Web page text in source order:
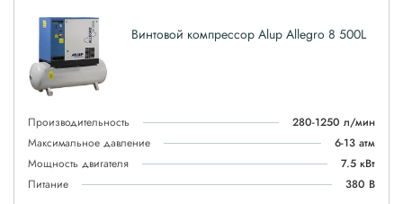
Винтовой компрессор Alup Allegro 8 500L
Производительность
280-1250 л/мин
Максимальное давление
6-13 атм
Мощность двигателя
7.5 кВт
Питание
380 В